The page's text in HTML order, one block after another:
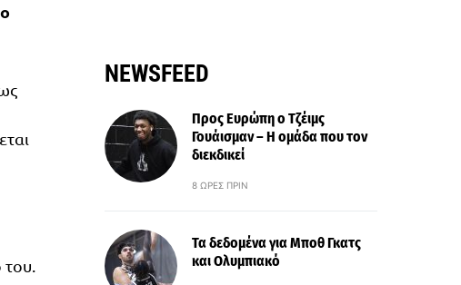
του.
NEWSFEED
Προς Ευρώπη ο Τζέιμς
Γουάισμαν – Η ομάδα που τον
διεκδικεί
8 ΏΡΕΣ ΠΡΙΝ
Τα δεδομένα για Μποθ Γκατς
και Ολυμπιακό